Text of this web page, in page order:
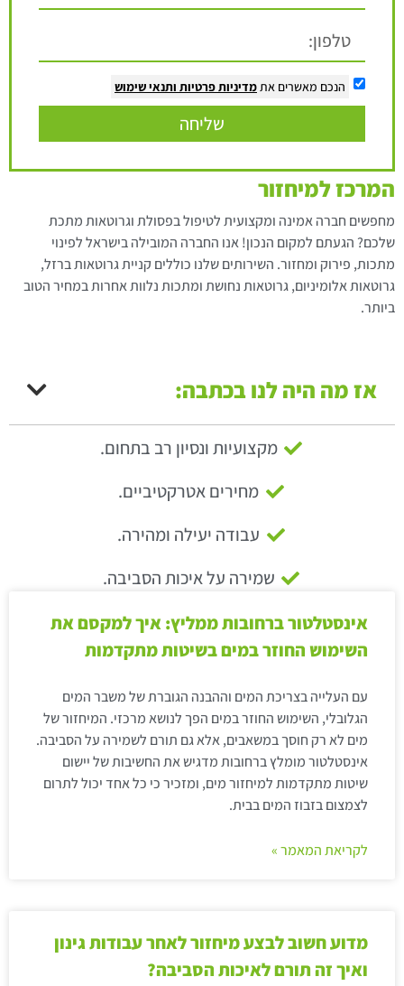
הנכם מאשרים אתמדיניות פרטיות ותנאי שימוש
שליחה
המרכז למיחזור
מחפשים חברה אמינה ומקצועית לטיפול בפסולת וגרוטאות מתכת
שלכם? הגעתם למקום הנכון! אנו החברה המובילה בישראל לפינוי
מתכות, פירוק ומחזור. השירותים שלנו כוללים קניית גרוטאות ברזל,
גרוטאות אלומיניום, גרוטאות נחושת ומתכות נלוות אחרות במחיר הטוב
ביותר.
אז מה היה לנו בכתבה:
מקצועיות ונסיון רב בתחום.
מחירים אטרקטיביים.
עבודה יעילה ומהירה.
שמירה על איכות הסביבה.
אינסטלטור ברחובות ממליץ: איך למקסם את
השימוש החוזר במים בשיטות מתקדמות
עם העלייה בצריכת המים וההבנה הגוברת של משבר המים
הגלובלי, השימוש החוזר במים הפך לנושא מרכזי. המיחזור של
מים לא רק חוסך במשאבים, אלא גם תורם לשמירה על הסביבה.
אינסטלטור מומלץ ברחובות מדגיש את החשיבות של יישום
שיטות מתקדמות למיחזור מים, ומזכיר כי כל אחד יכול לתרום
לצמצום בזבוז המים בבית.
לקריאת המאמר »
מדוע חשוב לבצע מיחזור לאחר עבודות גינון
ואיך זה תורם לאיכות הסביבה?